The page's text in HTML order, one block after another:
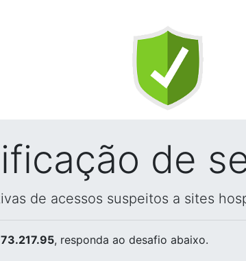
de
de acessos suspeitos a sites
, responda ao desafio abaixo.